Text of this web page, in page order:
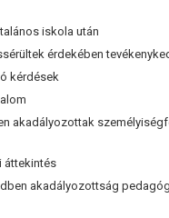
iskola után
kérdések
áttekintés